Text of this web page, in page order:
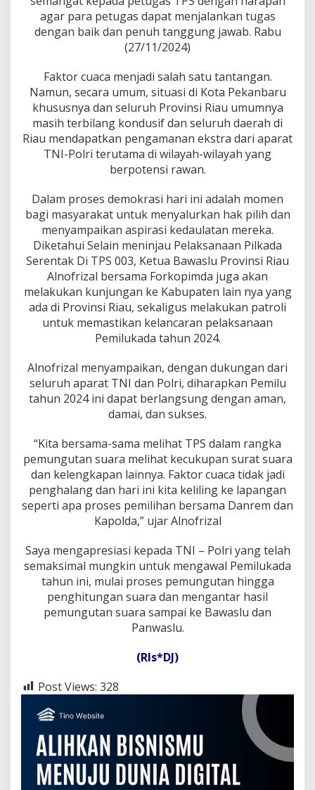
P
a
n
a
u
P
e
n
c
o
b
l
s
a
n
P
i
k
a
d
a
2
0
4
S
e
r
e
t
a
k
d
i
R
a
agar para petugas dapat menjalankan tugas
dengan baik dan penuh tanggung jawab. Rabu
(27/11/2024)
Faktor cuaca menjadi salah satu tantangan.
Namun, secara umum, situasi di Kota Pekanbaru
khususnya dan seluruh Provinsi Riau umumnya
masih terbilang kondusif dan seluruh daerah di
Riau mendapatkan pengamanan ekstra dari aparat
TNI-Polri terutama di wilayah-wilayah yang
berpotensi rawan.
Dalam proses demokrasi hari ini adalah momen
bagi masyarakat untuk menyalurkan hak pilih dan
menyampaikan aspirasi kedaulatan mereka.
Diketahui Selain meninjau Pelaksanaan Pilkada
Serentak Di TPS 003, Ketua Bawaslu Provinsi Riau
Alnofrizal bersama Forkopimda juga akan
melakukan kunjungan ke Kabupaten lain nya yang
ada di Provinsi Riau, sekaligus melakukan patroli
untuk memastikan kelancaran pelaksanaan
Pemilukada tahun 2024.
Alnofrizal menyampaikan, dengan dukungan dari
seluruh aparat TNI dan Polri, diharapkan Pemilu
tahun 2024 ini dapat berlangsung dengan aman,
damai, dan sukses.
“Kita bersama-sama melihat TPS dalam rangka
pemungutan suara melihat kecukupan surat suara
dan kelengkapan lainnya. Faktor cuaca tidak jadi
penghalang dan hari ini kita keliling ke lapangan
seperti apa proses pemilihan bersama Danrem dan
Kapolda,” ujar Alnofrizal
Saya mengapresiasi kepada TNI – Polri yang telah
semaksimal mungkin untuk mengawal Pemilukada
tahun ini, mulai proses pemungutan hingga
penghitungan suara dan mengantar hasil
pemungutan suara sampai ke Bawaslu dan
Panwaslu.
(Rls*DJ)
Post Views: 328